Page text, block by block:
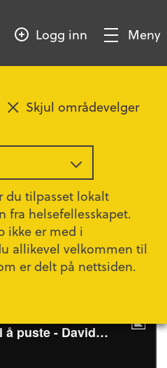
du tilpasset lokalt
helsefellesskapet.
ikke er med i
allikevel velkommen til
er delt på nettsiden.
Skjul områdevelger
Logg inn
Vis/SkjulMeny
fibrose. Han har i 23
å puste. Sykdommen
er som å puste